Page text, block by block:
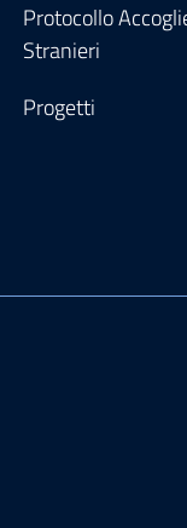
Protocollo
Stranieri
Progetti